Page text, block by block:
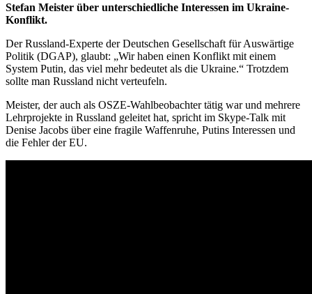
Stefan Meister über unterschiedliche Interessen im Ukraine-
Konflikt.
Der Russland-Experte der Deutschen Gesellschaft für Auswärtige
Politik (DGAP), glaubt: „Wir haben einen Konflikt mit einem
System Putin, das viel mehr bedeutet als die Ukraine.“ Trotzdem
sollte man Russland nicht verteufeln.
Meister, der auch als OSZE-Wahlbeobachter tätig war und mehrere
Lehrprojekte in Russland geleitet hat, spricht im Skype-Talk mit
Denise Jacobs über eine fragile Waffenruhe, Putins Interessen und
die Fehler der EU.